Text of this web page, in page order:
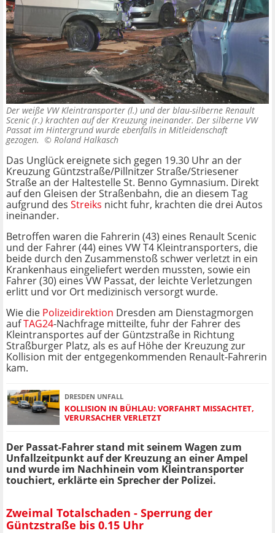
Der weiße VW Kleintransporter (l.) und der blau-silberne Renault
Scenic (r.) krachten auf der Kreuzung ineinander. Der silberne VW
Passat im Hintergrund wurde ebenfalls in Mitleidenschaft
gezogen. © Roland Halkasch
Das Unglück ereignete sich gegen 19.30 Uhr an der
Kreuzung Güntzstraße/Pillnitzer Straße/Striesener
Straße an der Haltestelle St. Benno Gymnasium. Direkt
auf den Gleisen der Straßenbahn, die an diesem Tag
aufgrund des Streiks nicht fuhr, krachten die drei Autos
ineinander.
Betroffen waren die Fahrerin (43) eines Renault Scenic
und der Fahrer (44) eines VW T4 Kleintransporters, die
beide durch den Zusammenstoß schwer verletzt in ein
Krankenhaus eingeliefert werden mussten, sowie ein
Fahrer (30) eines VW Passat, der leichte Verletzungen
erlitt und vor Ort medizinisch versorgt wurde.
Wie die Polizeidirektion Dresden am Dienstagmorgen
aufTAG24-Nachfrage mitteilte, fuhr der Fahrer des
Kleintransportes auf der Güntzstraße in Richtung
Straßburger Platz, als es auf Höhe der Kreuzung zur
Kollision mit der entgegenkommenden Renault-Fahrerin
kam.
DRESDEN UNFALL
KOLLISION IN BÜHLAU: VORFAHRT MISSACHTET,
VERURSACHER VERLETZT
Der Passat-Fahrer stand mit seinem Wagen zum
Unfallzeitpunkt auf der Kreuzung an einer Ampel
und wurde im Nachhinein vom Kleintransporter
touchiert, erklärte ein Sprecher der Polizei.
Zweimal Totalschaden - Sperrung der
Güntzstraße bis 0.15 Uhr